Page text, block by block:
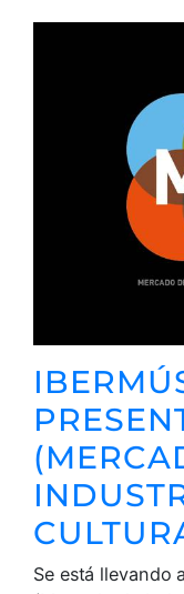
Se está llevando